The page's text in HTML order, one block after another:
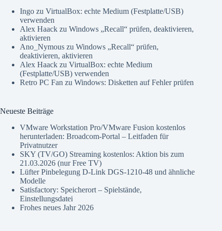
Ingo zu VirtualBox: echte Medium (Festplatte/USB)
verwenden
Alex Haack zu Windows „Recall“ prüfen, deaktivieren,
aktivieren
Ano_Nymous zu Windows „Recall“ prüfen,
deaktivieren, aktivieren
Alex Haack zu VirtualBox: echte Medium
(Festplatte/USB) verwenden
Retro PC Fan zu Windows: Disketten auf Fehler prüfen
Neueste Beiträge
VMware Workstation Pro/VMware Fusion kostenlos
herunterladen: Broadcom-Portal – Leitfaden für
Privatnutzer
SKY (TV/GO) Streaming kostenlos: Aktion bis zum
21.03.2026 (nur Free TV)
Lüfter Pinbelegung D-Link DGS-1210-48 und ähnliche
Modelle
Satisfactory: Speicherort – Spielstände,
Einstellungsdatei
Frohes neues Jahr 2026